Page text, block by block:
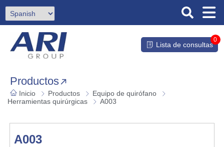
Lista de consultas
0
Productos
Inicio Productos
Equipo de quirófano
Herramientas quirúrgicas
A003
A003